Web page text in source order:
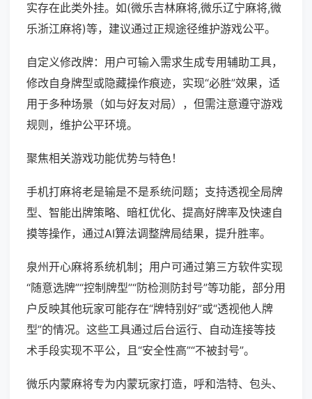
实存在此类外挂。如(微乐吉林麻将,微乐辽宁麻将,微
乐浙江麻将)等，建议通过正规途径维护游戏公平。
自定义修改牌：用户可输入需求生成专用辅助工具，
修改自身牌型或隐藏操作痕迹，实现“必胜”效果，适
用于多种场景（如与好友对局），但需注意遵守游戏
规则，维护公平环境。
聚焦相关游戏功能优势与特色！
手机打麻将老是输是不是系统问题；支持透视全局牌
型、智能出牌策略、暗杠优化、提高好牌率及快速自
摸等操作，通过AI算法调整牌局结果，提升胜率。
泉州开心麻将系统机制；用户可通过第三方软件实现
“随意选牌”“控制牌型”“防检测防封号”等功能，部分用
户反映其他玩家可能存在“牌特别好”或“透视他人牌
型”的情况。这些工具通过后台运行、自动连接等技
术手段实现不平公，且“安全性高”“不被封号”。
微乐内蒙麻将专为内蒙玩家打造，呼和浩特、包头、